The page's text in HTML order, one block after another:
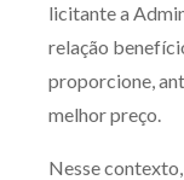
licitante a
relação
proporcione,
melhor preço.
Nesse